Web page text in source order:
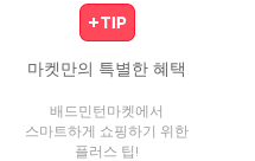
마켓만의 특별한 혜택
배드민턴마켓에서
스마트하게 쇼핑하기 위한
플러스 팁!